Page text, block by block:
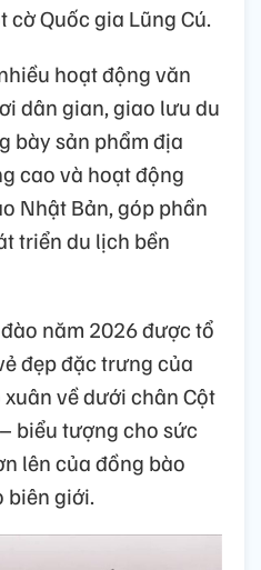
Quốc gia Lũng Cú.
hoạt động văn
dân gian, giao lưu du
bày sản phẩm địa
cao và hoạt động
Nhật Bản, góp phần
triển du lịch bền
năm 2026 được tổ
đẹp đặc trưng của
về dưới chân Cột
biểu tượng cho sức
lên của đồng bào
biên giới.